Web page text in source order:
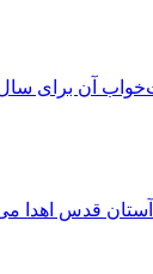
آن برای سال ۶۰
قدس اهدا